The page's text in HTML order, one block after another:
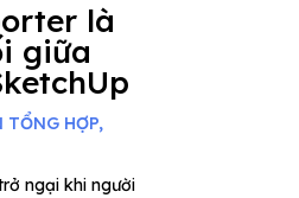
là
giữa
TỔNG HỢP,
ngại khi người